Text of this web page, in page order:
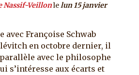
Nassif-Veillonlelun 15 janvier
avec Françoise Schwab
en octobre dernier, il
avec le philosophe
s’intéresse aux écarts et